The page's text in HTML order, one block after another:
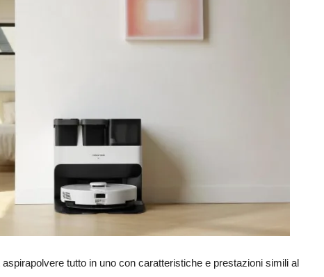
tutto in uno con caratteristiche e prestazioni simili al